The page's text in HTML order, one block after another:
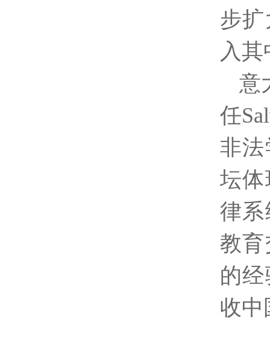
步
入
意
任
非
坛
律
教
的
收中